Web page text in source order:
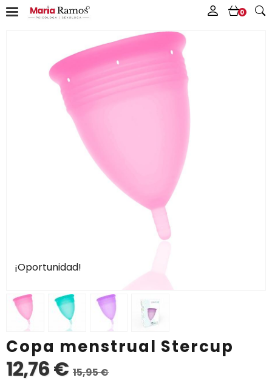
0
¡Oportunidad!
Copa menstrual Stercup
12,76 € 15,95 €